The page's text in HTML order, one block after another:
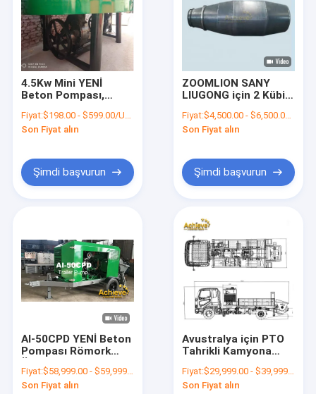
4.5Kw Mini YENİ
Beton Pompası,
Fiyat:$198.00 - $599.00/Units
Son Fiyat alın
Şimdi başvurun
ZOOMLION SANY
LIUGONG için 2 Kübik
Mikser Makinesi
Davul Varil
Fiyat:$4,500.00 - $6,500.00/Units
Son Fiyat alın
Şimdi başvurun
AI-50CPD YENİ Beton
Pompası Römork
PUTZMEISTER TK70
20M3/H
Fiyat:$58,999.00 - $59,999.00/Units
Son Fiyat alın
Avustralya için PTO
Tahrikli Kamyona
Pompası AI-50CLPP
40M³ / H
Fiyat:$29,999.00 - $39,999.00/Units
Son Fiyat alın